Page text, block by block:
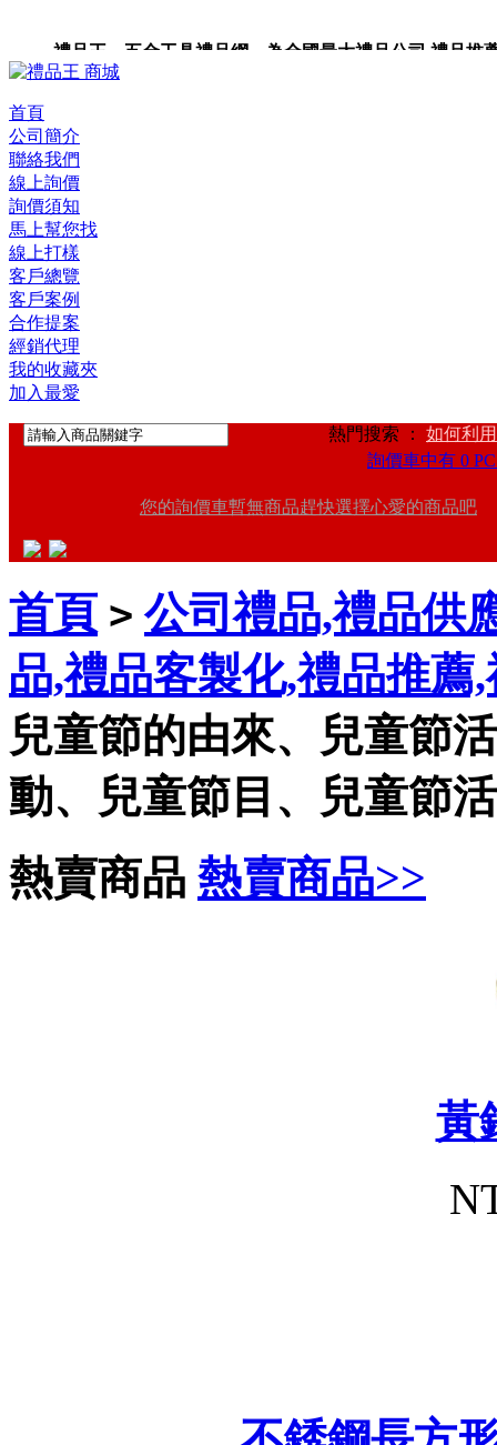
禮品王 五金工具禮品網 為全國最大禮品公司,禮品推
禮品卡,企業禮品,禮品小物,高級禮品,禮品網站。
首頁
公司簡介
聯絡我們
線上詢價
詢價須知
馬上幫您找
線上打樣
客戶總覽
客戶案例
合作提案
經銷代理
我的收藏夾
加入最愛
熱門搜索 ： 如何利
詢價車中有 0
您的詢價車暫無商品趕快選擇心愛的商品吧
首頁 > 公司禮品,禮品供
品,禮品客製化,禮品推薦
兒童節的由來、兒童節
動、兒童節目、兒童節
熱賣商品 熱賣商品>>
黃